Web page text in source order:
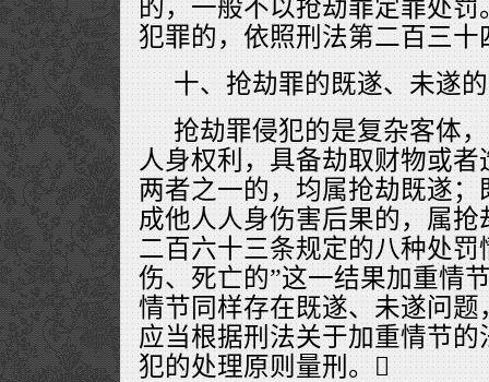
的，一般不以抢劫罪定罪处
犯罪的，依照刑法第二百三
十、抢劫罪的既遂、未遂
抢劫罪侵犯的是复杂客体
人身权利，具备劫取财物或
两者之一的，均属抢劫既遂
成他人人身伤害后果的，属
二百六十三条规定的八种处罚
伤、死亡的”这一结果加重情
情节同样存在既遂、未遂问
应当根据刑法关于加重情节
犯的处理原则量刑。